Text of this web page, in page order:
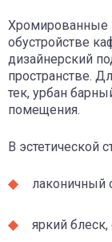
Хромированные
обустройстве
дизайнерский
пространстве.
тек, урбан
помещения.
В эстетической
лаконичный
яркий